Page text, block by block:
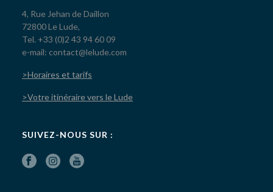
4, Rue Jehan de Daillon
72800 Le Lude,
Tel. +33 (0)2 43 94 60 09
e-mail: contact@lelude.com
>Horaires et tarifs
>Votre itinéraire vers le Lude
SUIVEZ-NOUS SUR :